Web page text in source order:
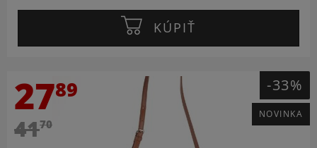
KÚPIŤ
2789
4170
-33%
NOVINKA